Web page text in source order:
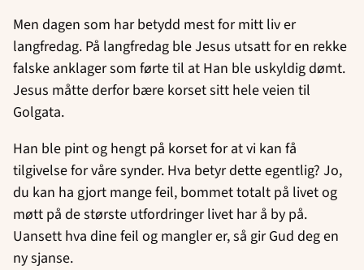
Men dagen som har betydd mest for mitt liv er
langfredag. På langfredag ble Jesus utsatt for en rekke
falske anklager som førte til at Han ble uskyldig dømt.
Jesus måtte derfor bære korset sitt hele veien til
Golgata.
Han ble pint og hengt på korset for at vi kan få
tilgivelse for våre synder. Hva betyr dette egentlig? Jo,
du kan ha gjort mange feil, bommet totalt på livet og
møtt på de største utfordringer livet har å by på.
Uansett hva dine feil og mangler er, så gir Gud deg en
ny sjanse.